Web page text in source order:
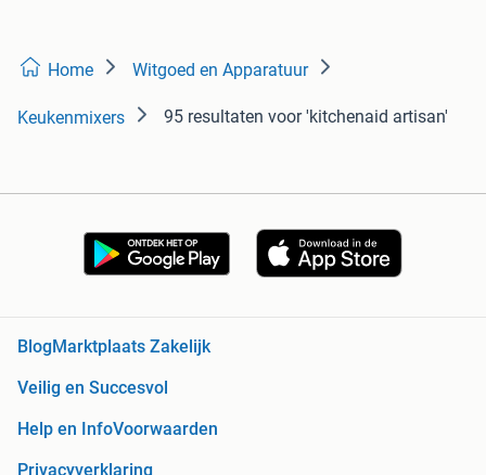
Home Witgoed en Apparatuur
Keukenmixers 95 resultaten voor 'kitchenaid artisan'
BlogMarktplaats Zakelijk
Veilig en Succesvol
Help en InfoVoorwaarden
Privacyverklaring